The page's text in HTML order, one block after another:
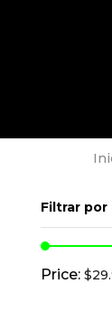
Filtrar por
Price: